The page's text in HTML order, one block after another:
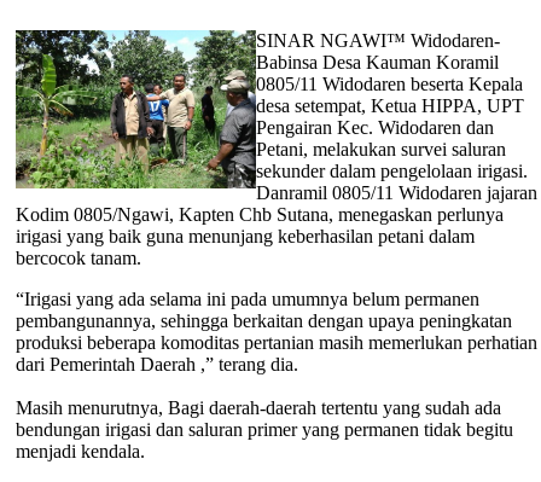
SINAR NGAWI™ Widodaren-
Babinsa Desa Kauman Koramil
0805/11 Widodaren beserta Kepala
desa setempat, Ketua HIPPA, UPT
Pengairan Kec. Widodaren dan
Petani, melakukan survei saluran
sekunder dalam pengelolaan irigasi.
Danramil 0805/11 Widodaren jajaran
Kodim 0805/Ngawi, Kapten Chb Sutana, menegaskan perlunya
irigasi yang baik guna menunjang keberhasilan petani dalam
bercocok tanam.
“Irigasi yang ada selama ini pada umumnya belum permanen
pembangunannya, sehingga berkaitan dengan upaya peningkatan
produksi beberapa komoditas pertanian masih memerlukan perhatian
dari Pemerintah Daerah ,” terang dia.
Masih menurutnya, Bagi daerah-daerah tertentu yang sudah ada
bendungan irigasi dan saluran primer yang permanen tidak begitu
menjadi kendala.